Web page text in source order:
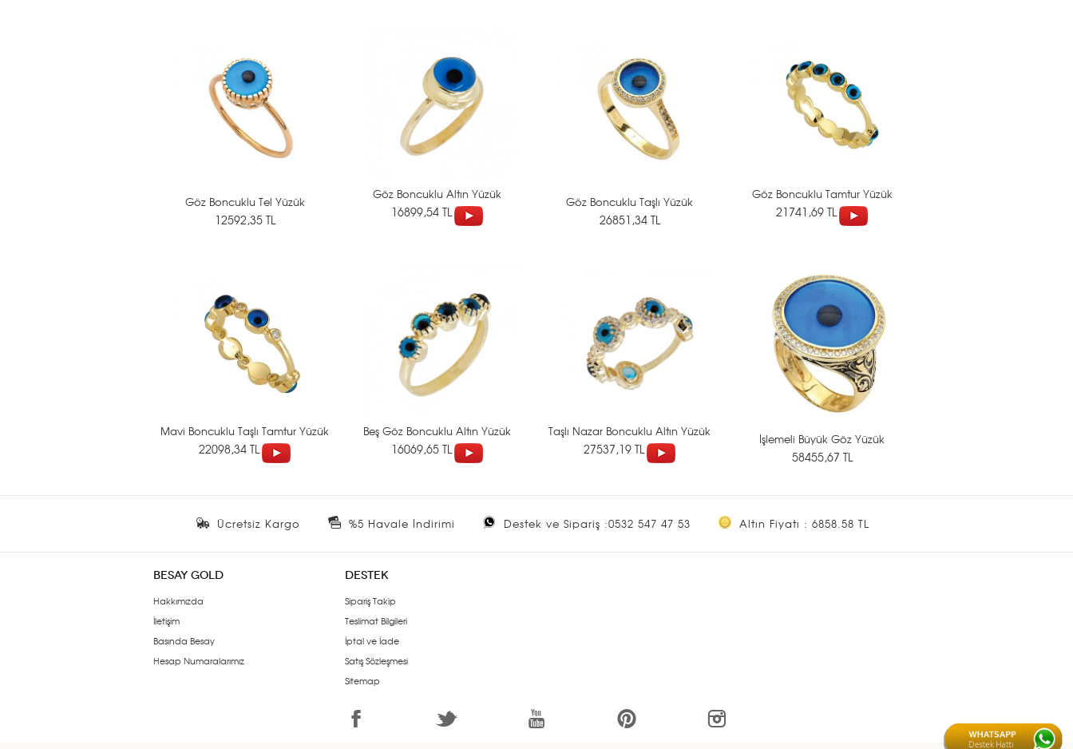
Göz Boncuklu Tel Yüzük
12592,35 TL
Göz Boncuklu Altın Yüzük
16899,54 TL
Göz Boncuklu Taşlı Yüzük
26851,34 TL
Göz Boncuklu Tamtur Yüzük
21741,69 TL
Mavi Boncuklu Taşlı Tamtur Yüzük
22098,34 TL
Beş Göz Boncuklu Altın Yüzük
16069,65 TL
Taşlı Nazar Boncuklu Altın Yüzük
27537,19 TL
İşlemeli Büyük Göz Yüzük
58455,67 TL
Ücretsiz Kargo %5 Havale İndirimi Destek ve Sipariş :0532 547 47 53 Altın Fiyatı : 6858.58 TL
BESAY GOLD
Hakkımızda
İletişim
Basında Besay
Hesap Numaralarımız
DESTEK
Sipariş Takip
Teslimat Bilgileri
İptal ve İade
Satış Sözleşmesi
Sitemap
1 3 7 6 <